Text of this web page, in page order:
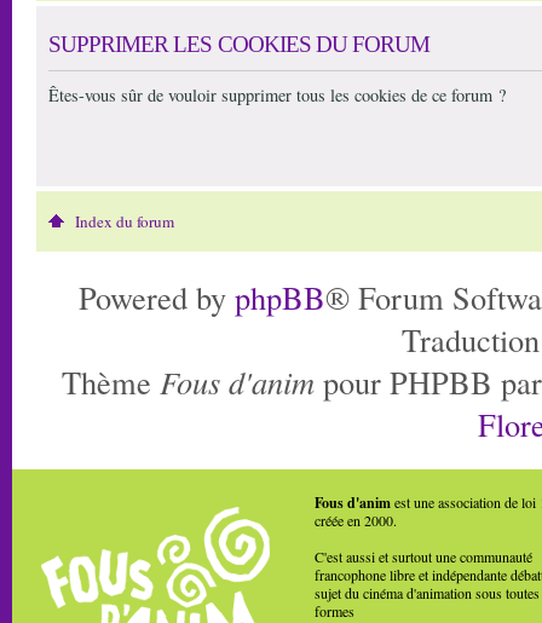
SUPPRIMER LES COOKIES DU FORUM
Êtes-vous sûr de vouloir supprimer tous les cookies de ce forum ?
Index du forum
Powered by phpBB® Forum
Thème Fous d'anim pour PHPBB
Fous d'animest une association de loi
créée en 2000.
C'est aussi et surtout une communauté
francophone libre et indépendante
sujet du cinéma d'animation sous toutes
formes